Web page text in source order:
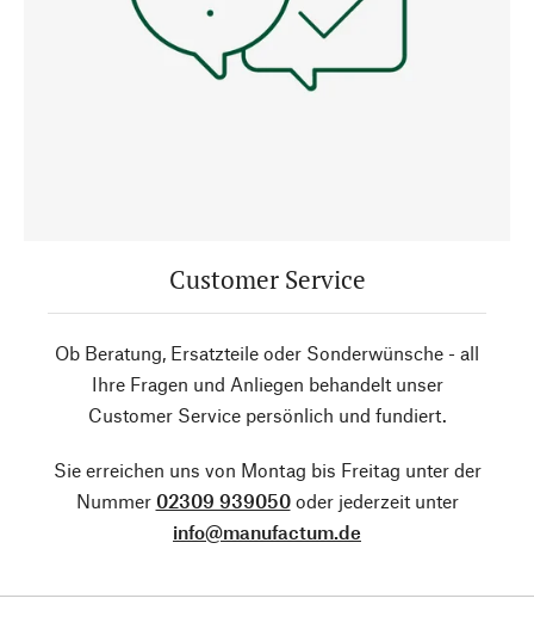
Customer Service
Ob Beratung, Ersatzteile oder Sonderwünsche - all
Ihre Fragen und Anliegen behandelt unser
Customer Service persönlich und fundiert.
Sie erreichen uns von Montag bis Freitag unter der
Nummer 02309 939050oder jederzeit unter
info@manufactum.de